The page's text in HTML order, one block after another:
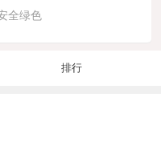
全绿色
排行